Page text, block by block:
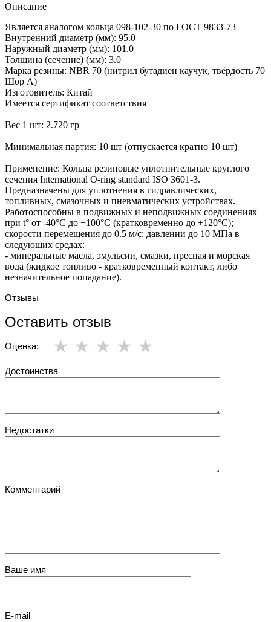
Описание
Является аналогом кольца 098-102-30 по ГОСТ 9833-73
Внутренний диаметр (мм): 95.0
Наружный диаметр (мм): 101.0
Толщина (сечение) (мм): 3.0
Марка резины: NBR 70 (нитрил бутадиен каучук, твёрдость 70
Шор А)
Изготовитель: Китай
Имеется сертификат соответствия
Вес 1 шт: 2.720 гр
Минимальная партия: 10 шт (отпускается кратно 10 шт)
Применение: Кольца резиновые уплотнительные круглого
сечения International O-ring standard ISO 3601-3.
Предназначены для уплотнения в гидравлических,
топливных, смазочных и пневматических устройствах.
Работоспособны в подвижных и неподвижных соединениях
при t° от -40°С до +100°С (кратковременно до +120°С);
скорости перемещения до 0.5 м/с; давлении до 10 МПа в
следующих средах:
- минеральные масла, эмульсии, смазки, пресная и морская
вода (жидкое топливо - кратковременный контакт, либо
незначительное попадание).
Отзывы
Оставить отзыв
Оценка:
Достоинства
Недостатки
Комментарий
Ваше имя
E-mail